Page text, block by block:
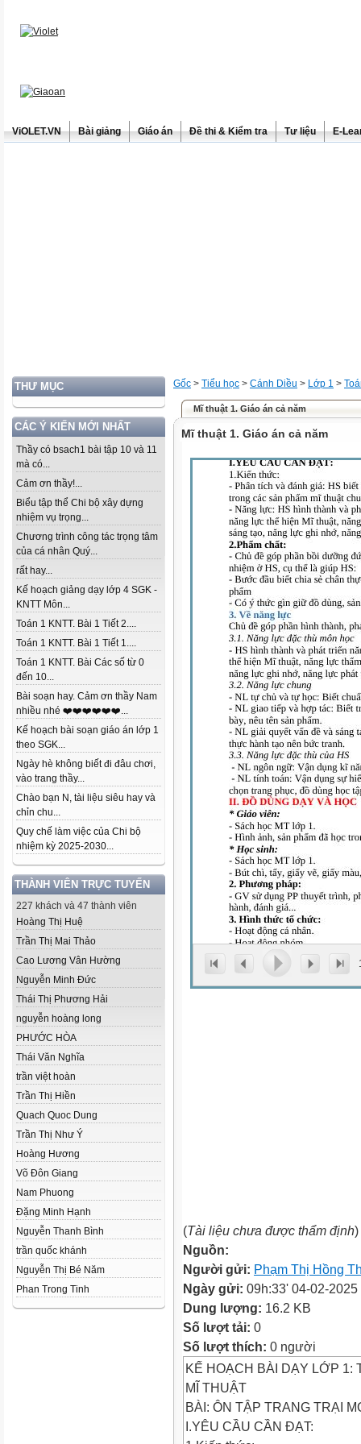
ViOLET.VN Bài giảng Giáo án Đề thi & Kiểm tra Tư liệu E-
THƯ MỤC
CÁC Ý KIẾN MỚI NHẤT
Thầy có bsach1 bài tập 10 và 11
mà có...
Cảm ơn thầy!...
Biểu tập thể Chi bộ xây dựng
nhiệm vụ trọng...
Chương trình công tác trọng tâm
của cá nhân Quý...
rất hay...
Kế hoạch giảng dạy lớp 4 SGK -
KNTT Môn...
Toán 1 KNTT. Bài 1 Tiết 2....
Toán 1 KNTT. Bài 1 Tiết 1....
Toán 1 KNTT. Bài Các số từ 0
đến 10...
Bài soạn hay. Cảm ơn thầy Nam
nhiều nhé ❤️❤️❤️❤️❤️❤️...
Kế hoạch bài soạn giáo án lớp 1
theo SGK...
Ngày hè không biết đi đâu chơi,
vào trang thầy...
Chào bạn N, tài liệu siêu hay và
chỉn chu...
Quy chế làm việc của Chi bộ
nhiệm kỳ 2025-2030...
THÀNH VIÊN TRỰC TUYẾN
227 khách và 47 thành viên
Hoàng Thị Huệ
Trần Thị Mai Thảo
Cao Lương Vân Hường
Nguyễn Minh Đức
Thái Thị Phương Hải
nguyễn hoàng long
PHƯỚC HÒA
Thái Văn Nghĩa
trần việt hoàn
Trần Thị Hiền
Quach Quoc Dung
Trần Thị Như Ý
Hoàng Hương
Võ Đôn Giang
Nam Phuong
Đặng Minh Hạnh
Nguyễn Thanh Bình
trần quốc khánh
Nguyễn Thị Bé Năm
Phan Trong Tinh
Gốc > Tiểu học > Cánh Diều > Lớp 1 >
Mĩ thuật 1. Giáo án cả năm
Mĩ thuật 1. Giáo án cả năm
(Tài liệu chưa được thẩm định)
Nguồn:
Người gửi: Phạm Thị Hồng
Ngày gửi: 09h:33' 04-02-2025
Dung lượng: 16.2 KB
Số lượt tải: 0
Số lượt thích: 0 người
KẾ HOẠCH BÀI DẠY LỚP 1:
MĨ THUẬT
BÀI: ÔN TẬP TRANG TRẠI
I.YÊU CẦU CẦN ĐẠT: